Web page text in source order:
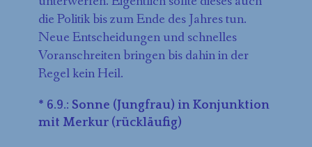
die Politik bis zum Ende des Jahres tun.
Neue Entscheidungen und schnelles
Voranschreiten bringen bis dahin in der
Regel kein Heil.
* 6.9.: Sonne (Jungfrau) in Konjunktion
mit Merkur (rückläufig)